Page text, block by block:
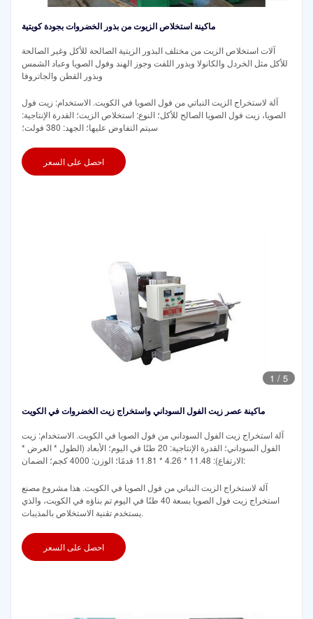
ماكينة استخلاص الزيوت من بذور الخضروات بجودة كويتية
آلات استخلاص الزيت من مختلف البذور الزيتية الصالحة للأكل وغير الصالحة
للأكل مثل الخردل والكانولا وبذور اللفت وجوز الهند وفول الصويا وعباد الشمس
وبذور القطن والجاتروفا
آلة لاستخراج الزيت النباتي من فول الصويا في الكويت. الاستخدام: زيت فول
الصويا، زيت فول الصويا الصالح للأكل؛ النوع: استخلاص الزيت؛ القدرة الإنتاجية:
سيتم التفاوض عليها؛ الجهد: 380 فولت؛
احصل على السعر
1 / 5
ماكينة عصر زيت الفول السوداني واستخراج زيت الخضروات في الكويت
آلة استخراج زيت الفول السوداني من فول الصويا في الكويت. الاستخدام: زيت
الفول السوداني؛ القدرة الإنتاجية: 20 طنًا في اليوم؛ الأبعاد (الطول * العرض *
الارتفاع): 11.48 * 4.26 * 11.81 قدمًا؛ الوزن: 4000 كجم؛ الضمان:
آلة لاستخراج الزيت النباتي من فول الصويا في الكويت. هذا مشروع مصنع
استخراج زيت فول الصويا بسعة 40 طنًا في اليوم تم بناؤه في الكويت، والذي
يستخدم تقنية الاستخلاص بالمذيبات.
احصل على السعر